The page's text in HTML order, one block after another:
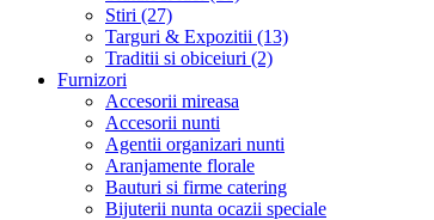
Stiri (27)
Targuri & Expozitii (13)
Traditii si obiceiuri (2)
Furnizori
Accesorii mireasa
Accesorii nunti
Agentii organizari nunti
Aranjamente florale
Bauturi si firme catering
Bijuterii nunta ocazii speciale